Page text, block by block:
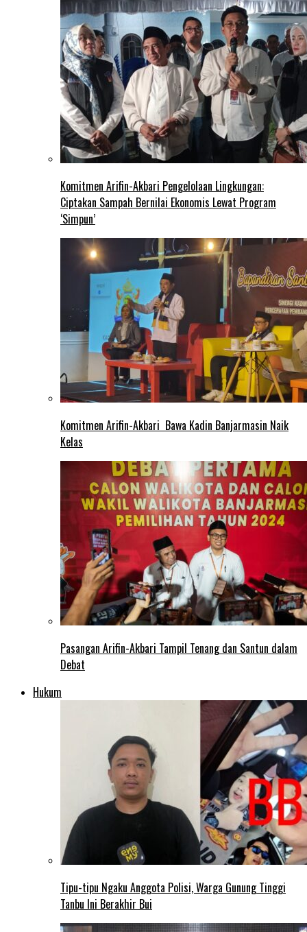
Komitmen Arifin-Akbari Pengelolaan Lingkungan:
Ciptakan Sampah Bernilai Ekonomis Lewat Program
‘Simpun’
Komitmen Arifin-Akbari Bawa Kadin Banjarmasin Naik
Kelas
Pasangan Arifin-Akbari Tampil Tenang dan Santun dalam
Debat
Hukum
Tipu-tipu Ngaku Anggota Polisi, Warga Gunung Tinggi
Tanbu Ini Berakhir Bui